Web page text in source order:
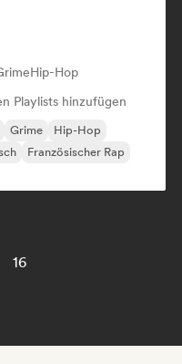
Hip-Hop
Playlists hinzufügen
Grime
Hip-Hop
Französischer Rap
16